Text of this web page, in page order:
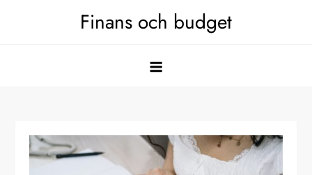
Finans och budget